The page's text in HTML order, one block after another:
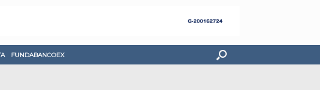
FUNDABANCOEX